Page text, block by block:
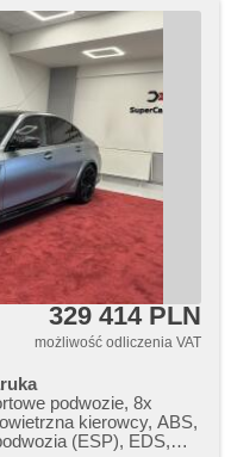
zadní pohon, napęd
zagłówki, starter
329 414 PLN
możliwość odliczenia VAT
podwozie, 8x
kierowcy, ABS,
(ESP), EDS,